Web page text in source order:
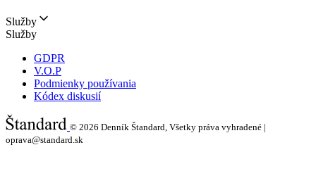
Služby
Služby
GDPR
V.O.P
Podmienky používania
Kódex diskusií
© 2026 Denník Štandard, Všetky práva vyhradené |
oprava@standard.sk